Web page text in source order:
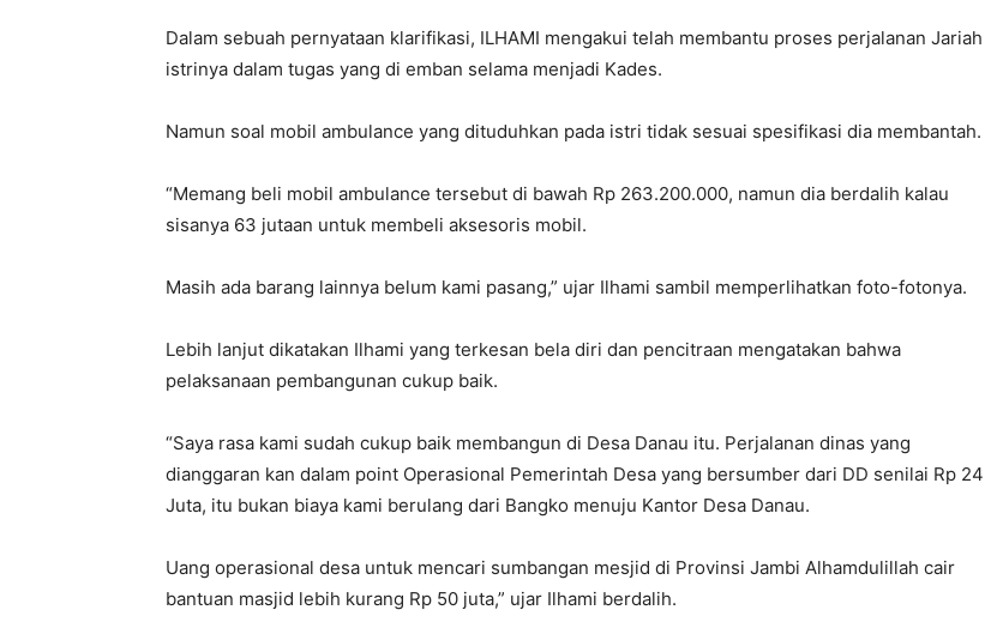
Dalam sebuah pernyataan klarifikasi, ILHAMI mengakui telah membantu proses perjalanan Jariah
istrinya dalam tugas yang di emban selama menjadi Kades.
Namun soal mobil ambulance yang dituduhkan pada istri tidak sesuai spesifikasi dia membantah.
“Memang beli mobil ambulance tersebut di bawah Rp 263.200.000, namun dia berdalih kalau
sisanya 63 jutaan untuk membeli aksesoris mobil.
Masih ada barang lainnya belum kami pasang,” ujar Ilhami sambil memperlihatkan foto-fotonya.
Lebih lanjut dikatakan Ilhami yang terkesan bela diri dan pencitraan mengatakan bahwa
pelaksanaan pembangunan cukup baik.
“Saya rasa kami sudah cukup baik membangun di Desa Danau itu. Perjalanan dinas yang
dianggaran kan dalam point Operasional Pemerintah Desa yang bersumber dari DD senilai Rp 24
Juta, itu bukan biaya kami berulang dari Bangko menuju Kantor Desa Danau.
Uang operasional desa untuk mencari sumbangan mesjid di Provinsi Jambi Alhamdulillah cair
bantuan masjid lebih kurang Rp 50 juta,” ujar Ilhami berdalih.